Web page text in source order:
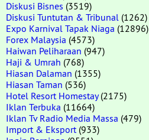
Diskusi Bisnes (3519)
Diskusi Tuntutan & Tribunal (1262)
Expo Karnival Tapak Niaga (12896)
Forex Malaysia (4573)
Haiwan Peliharaan (947)
Haji & Umrah (768)
Hiasan Dalaman (1355)
Hiasan Taman (536)
Hotel Resort Homestay(2175)
Iklan Terbuka (11664)
Iklan Tv Radio Media Massa (479)
Import & Eksport (933)